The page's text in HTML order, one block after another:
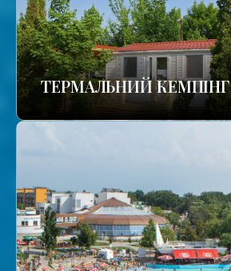
ТЕРМАЛЬНИЙ КЕМПІНГ